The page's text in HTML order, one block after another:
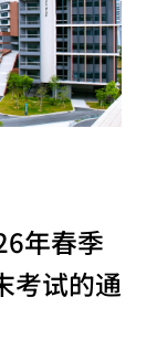
年春季
考试的通